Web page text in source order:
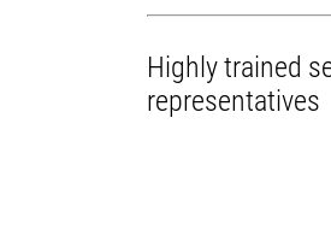
Highly trained
representatives